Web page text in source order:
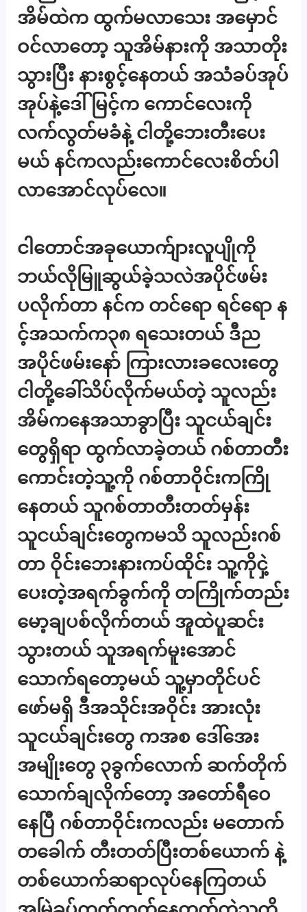
အိမ်ထဲက ထွက်မလာသေး အမှောင်
ဝင်လာတော့ သူအိမ်နားကို အသာတိုး
သွားပြီး နားစွင့်နေတယ် အသံခပ်အုပ်
အုပ်နဲ့ဒေါ်မြင့်က ကောင်လေးကို
လက်လွတ်မခံနဲ့ ငါတို့ဘေးတီးပေး
မယ် နင်ကလည်းကောင်လေးစိတ်ပါ
လာအောင်လုပ်လေ။
ငါတောင်အခုယောက်ျားလူပျိုကို
ဘယ်လိုမြူဆွယ်ခဲ့သလဲအပိုင်ဖမ်း
ပလိုက်တာ နင်က တင်ရော ရင်ရော န
င့်အသက်က၃၈ ရသေးတယ် ဒီည
အပိုင်ဖမ်းနော် ကြားလားခလေးတွေ
ငါတို့ခေါ်သိပ်လိုက်မယ်တဲ့ သူလည်း
အိမ်ကနေအသာခွာပြီး သူငယ်ချင်း
တွေရှိရာ ထွက်လာခဲ့တယ် ဂစ်တာတီး
ကောင်းတဲ့သူ့ကို ဂစ်တာဝိုင်းကကြို
နေတယ် သူဂစ်တာတီးတတ်မှန်း
သူငယ်ချင်းတွေကမသိ သူလည်းဂစ်
တာ ဝိုင်းဘေးနားကပ်ထိုင်း သူ့ကိုငှဲ့
ပေးတဲ့အရက်ခွက်ကို တကြိုက်တည်း
မော့ချပစ်လိုက်တယ် အူထဲပူဆင်း
သွားတယ် သူအရက်မူးအောင်
သောက်ရတော့မယ် သူ့မှာတိုင်ပင်
ဖော်မရှိ ဒီအသိုင်းအဝိုင်း အားလုံး
သူငယ်ချင်းတွေ ကအစ ဒေါ်အေး
အမျိုးတွေ ၃ခွက်လောက် ဆက်တိုက်
သောက်ချလိုက်တော့ အတော်ရီဝေ
နေပြီ ဂစ်တာဝိုင်းကလည်း မတောက်
တခေါက် တီးတတ်ပြီးတစ်ယောက် နဲ့
တစ်ယောက်ဆရာလုပ်နေကြတယ်